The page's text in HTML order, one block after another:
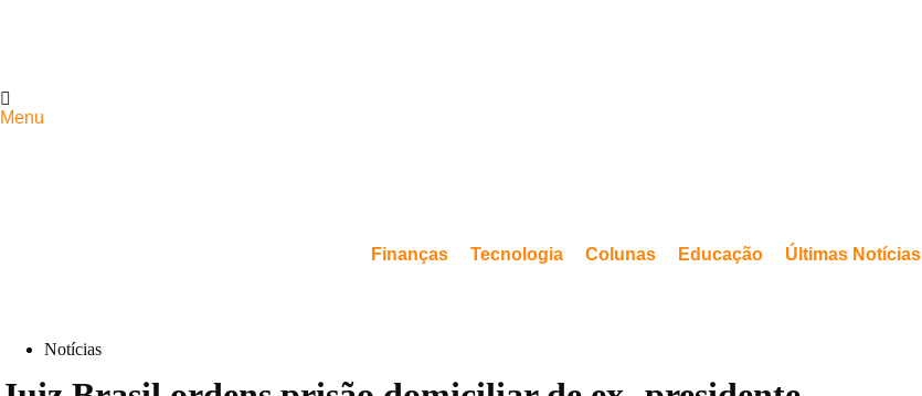
Menu
Finanças Tecnologia Colunas Educação Últimas Notícias
Notícias